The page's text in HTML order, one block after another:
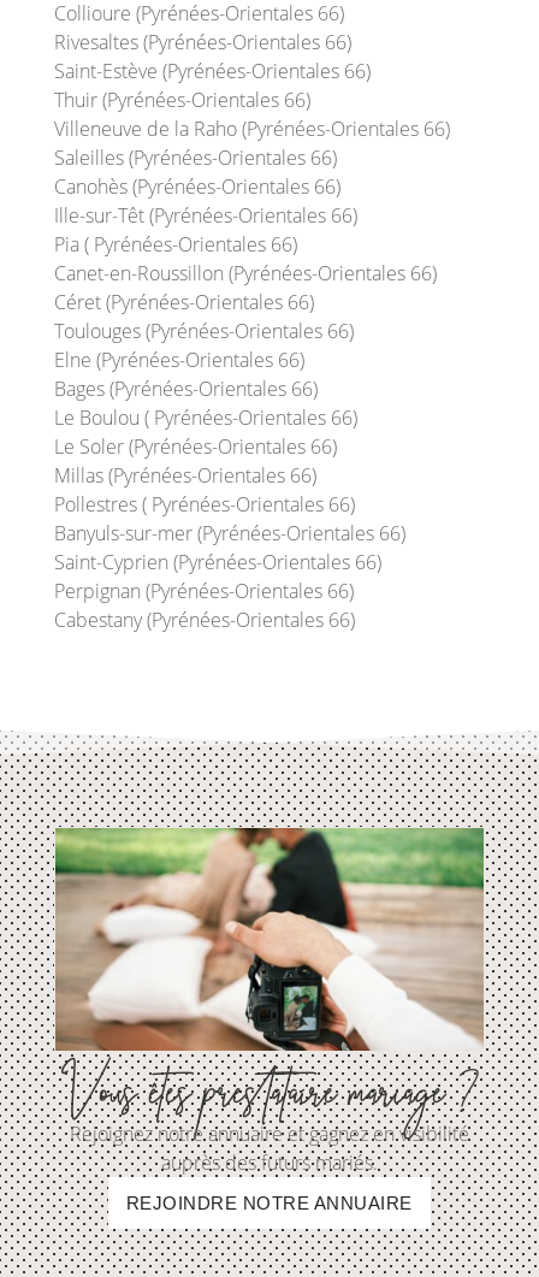
Collioure (Pyrénées-Orientales 66)
Rivesaltes (Pyrénées-Orientales 66)
Saint-Estève (Pyrénées-Orientales 66)
Thuir (Pyrénées-Orientales 66)
Villeneuve de la Raho (Pyrénées-Orientales 66)
Saleilles (Pyrénées-Orientales 66)
Canohès (Pyrénées-Orientales 66)
Ille-sur-Têt (Pyrénées-Orientales 66)
Pia ( Pyrénées-Orientales 66)
Canet-en-Roussillon (Pyrénées-Orientales 66)
Céret (Pyrénées-Orientales 66)
Toulouges (Pyrénées-Orientales 66)
Elne (Pyrénées-Orientales 66)
Bages (Pyrénées-Orientales 66)
Le Boulou ( Pyrénées-Orientales 66)
Le Soler (Pyrénées-Orientales 66)
Millas (Pyrénées-Orientales 66)
Pollestres ( Pyrénées-Orientales 66)
Banyuls-sur-mer (Pyrénées-Orientales 66)
Saint-Cyprien (Pyrénées-Orientales 66)
Perpignan (Pyrénées-Orientales 66)
Cabestany (Pyrénées-Orientales 66)
Vous êtes prestataire mariage ?
Rejoignez notre annuaire et gagnez en visibilité
auprès des futurs mariés.
REJOINDRE NOTRE ANNUAIRE